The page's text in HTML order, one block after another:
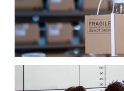
Logística